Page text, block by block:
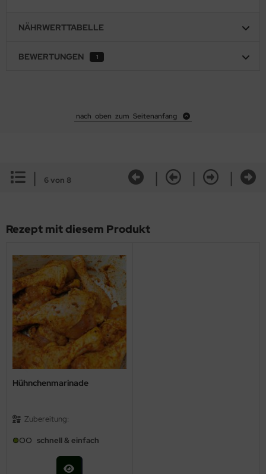
NÄHRWERTTABELLE
BEWERTUNGEN 1
nach oben zum Seitenanfang
| 6 von 8 | | |
Rezept mit diesem Produkt
Hühnchenmarinade
Zubereitung:
schnell & einfach